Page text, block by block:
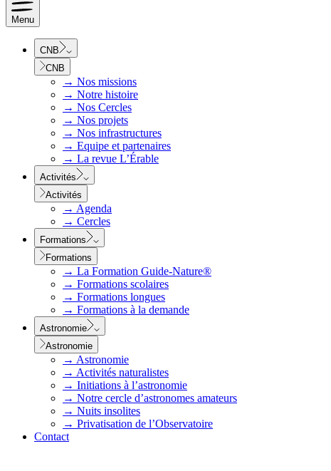
Menu
CNB
CNB
→ Nos missions
→ Notre histoire
→ Nos Cercles
→ Nos projets
→ Nos infrastructures
→ Equipe et partenaires
→ La revue L’Érable
Activités
Activités
→ Agenda
→ Cercles
Formations
Formations
→ La Formation Guide-Nature®
→ Formations scolaires
→ Formations longues
→ Formations à la demande
Astronomie
Astronomie
→ Astronomie
→ Activités naturalistes
→ Initiations à l’astronomie
→ Notre cercle d’astronomes amateurs
→ Nuits insolites
→ Privatisation de l’Observatoire
Contact